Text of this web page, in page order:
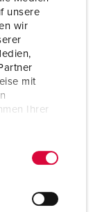
unsere
wir
mit
Ihrer